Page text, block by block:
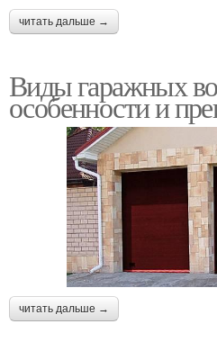
читать дальше →
Виды гаражных
особенности и
читать дальше →